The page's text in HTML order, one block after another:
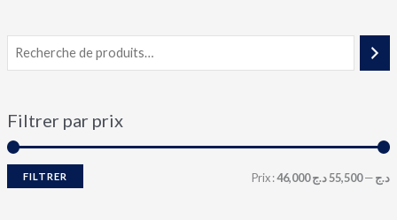
Filtrer par prix
FILTRER Prix : 46,000 د.ج—55,500 د.ج